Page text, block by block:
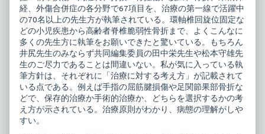
打
撲・
脱
臼・
骨
折,
経、外傷合併症の各分野で67項目を、治療の第一線で活躍中
の70名以上の先生方が執筆されている。環軸椎回旋位固定な
どの小児疾患から高齢者脊椎脆弱性骨折まで、よくこんなに
多くの先生方に執筆をお願いできたと驚いている。もちろん
井尻先生のみならず共同編集委員の田中栄先生や松本守雄先
生のご尽力であることは間違いない。私が気に入っている執
筆方針は、それぞれに「治療に対する考え方」が記載されて
いる点である。例えば手指の屈筋腱損傷や足関節果部骨折な
どで、保存的治療か手術的治療か、どちらを選択するかの考
え方が示されている。治療原則がわかり、病態の理解がしや
すい。